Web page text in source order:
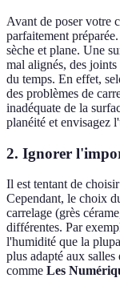
Avant de poser votre
parfaitement
sèche et plane. Une
mal alignés, des
du temps. En effet,
des problèmes de
inadéquate de la
planéité et envisagez
2. Ignorer
Il est tentant de
Cependant, le choix
carrelage (grès
différentes. Par
l'humidité que la
plus adapté aux
comme Les